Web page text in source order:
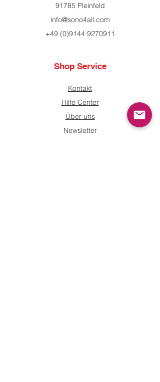
91785 Pleinfeld
info@sono4all.com
+49 (0)9144 9270911
Shop Service
Kontakt
Hilfe Center
Über uns
Newsletter